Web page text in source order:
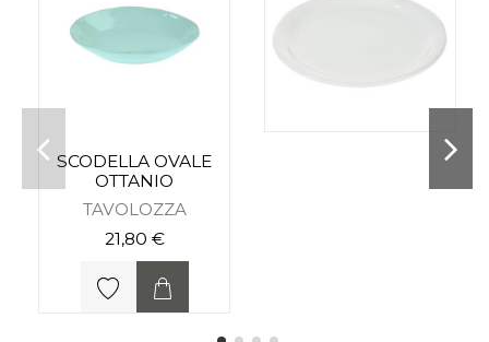
SCODELLA OVALE
OTTANIO
TAVOLOZZA
21,80 €